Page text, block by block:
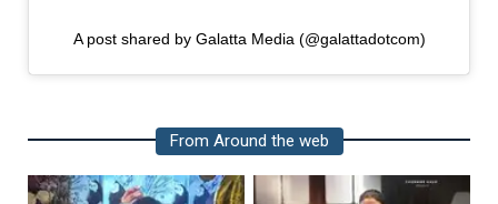
A post shared by Galatta Media (@galattadotcom)
From Around the web